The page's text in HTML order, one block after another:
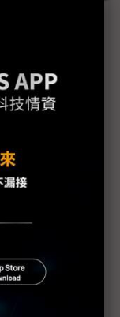
成解套關
分工模式
改寫
退居幕後
AI代理平台